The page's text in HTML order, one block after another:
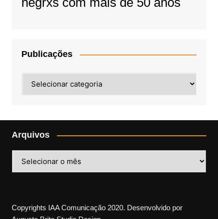
Publicações
Arquivos
Copyrights IAA Comunicação 2020. Desenvolvido por